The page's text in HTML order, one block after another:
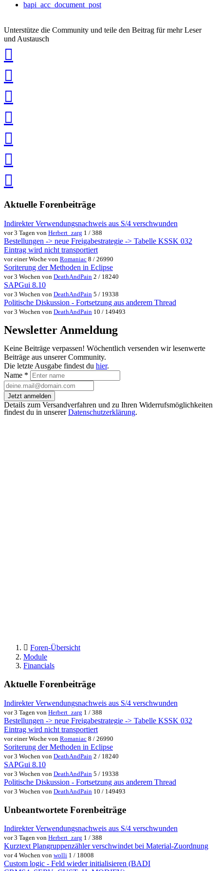
bapi_acc_document_post
Unterstütze die Community und teile den Beitrag für mehr Leser
und Austausch
teilen
teilen
teilen
teilen
speichern
via
teilenteilen
Aktuelle Forenbeiträge
Indirekter Verwendungsnachweis aus S/4 verschwunden
vor 3 Tagen von Herbert_zarg 1 / 388
Bestellungen -> neue Freigabestrategie -> Tabelle KSSK 032
Eintrag wird nicht transportiert
vor einer Woche von Romaniac 8 / 26990
Soriterung der Methoden in Eclipse
vor 3 Wochen von DeathAndPain 2 / 18240
SAPGui 8.10
vor 3 Wochen von DeathAndPain 5 / 19338
Politische Diskussion - Fortsetzung aus anderem Thread
vor 3 Wochen von DeathAndPain 10 / 149493
Newsletter Anmeldung
Keine Beiträge verpassen! Wöchentlich versenden wir lesenwerte
Beiträge aus unserer Community.
Die letzte Ausgabe findest du hier.
Name *
Jetzt anmelden
Details zum Versandverfahren und zu Ihren Widerrufsmöglichkeiten
findest du in unsererDatenschutzerklärung.
Foren-Übersicht
Module
Financials
Aktuelle Forenbeiträge
Indirekter Verwendungsnachweis aus S/4 verschwunden
vor 3 Tagen von Herbert_zarg 1 / 388
Bestellungen -> neue Freigabestrategie -> Tabelle KSSK 032
Eintrag wird nicht transportiert
vor einer Woche von Romaniac 8 / 26990
Soriterung der Methoden in Eclipse
vor 3 Wochen von DeathAndPain 2 / 18240
SAPGui 8.10
vor 3 Wochen von DeathAndPain 5 / 19338
Politische Diskussion - Fortsetzung aus anderem Thread
vor 3 Wochen von DeathAndPain 10 / 149493
Unbeantwortete Forenbeiträge
Indirekter Verwendungsnachweis aus S/4 verschwunden
vor 3 Tagen von Herbert_zarg 1 / 388
Kurztext Plangruppenzähler verschwindet bei Material-Zuordnung
vor 4 Wochen von wolli 1 / 18008
Custom logic - Feld wieder initialisieren (BADI